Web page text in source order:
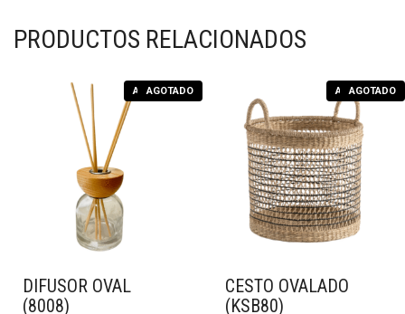
PRODUCTOS RELACIONADOS
AGOTADO
AGOTADO
DIFUSOR OVAL
(8008)
AGOTADO
AGOTADO
CESTO OVALADO
(KSB80)